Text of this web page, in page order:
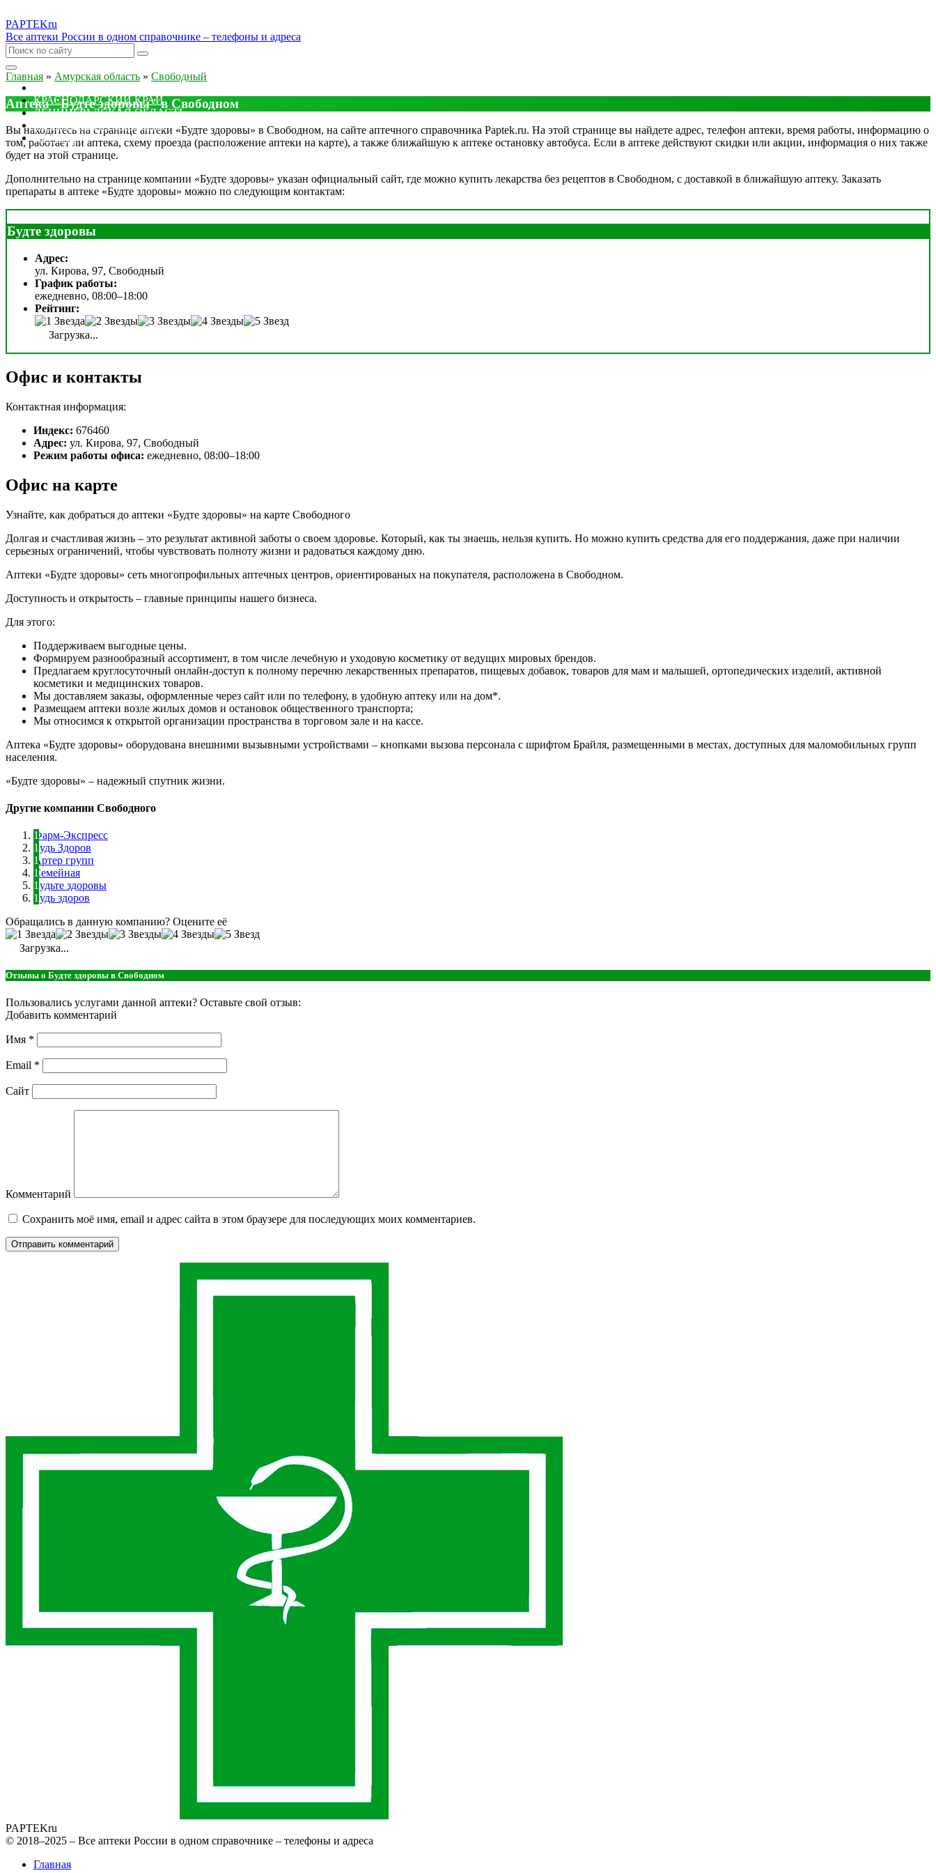
PAPTEKru
Все аптеки России в одном справочнике – телефоны и адреса
КРАСНОДАРСКИЙ КРАЙ
ЛЕНИНГРАДСКАЯ ОБЛАСТЬ
ДРУГИЕ
Главная » Амурская область » Свободный
Аптека "Будте здоровы" в Свободном
Вы находитесь на странице аптеки «Будте здоровы» в Свободном, на сайте аптечного справочника Paptek.ru. На этой странице вы найдете адрес, телефон аптеки, время работы, информацию о
том, работает ли аптека, схему проезда (расположение аптеки на карте), а также ближайшую к аптеке остановку автобуса. Если в аптеке действуют скидки или акции, информация о них также
будет на этой странице.
Дополнительно на странице компании «Будте здоровы» указан официальный сайт, где можно купить лекарства без рецептов в Свободном, с доставкой в ближайшую аптеку. Заказать
препараты в аптеке «Будте здоровы» можно по следующим контактам:
Будте здоровы
Адрес:
ул. Кирова, 97, Свободный
График работы:
ежедневно, 08:00–18:00
Рейтинг:
Загрузка...
Офис и контакты
Контактная информация:
Индекс: 676460
Адрес: ул. Кирова, 97, Свободный
Режим работы офиса: ежедневно, 08:00–18:00
Офис на карте
Узнайте, как добраться до аптеки «Будте здоровы» на карте Свободного
Долгая и счастливая жизнь – это результат активной заботы о своем здоровье. Который, как ты знаешь, нельзя купить. Но можно купить средства для его поддержания, даже при наличии
серьезных ограничений, чтобы чувствовать полноту жизни и радоваться каждому дню.
Аптеки «Будте здоровы» сеть многопрофильных аптечных центров, ориентированых на покупателя, расположена в Свободном.
Доступность и открытость – главные принципы нашего бизнеса.
Для этого:
Поддерживаем выгодные цены.
Формируем разнообразный ассортимент, в том числе лечебную и уходовую косметику от ведущих мировых брендов.
Предлагаем круглосуточный онлайн-доступ к полному перечню лекарственных препаратов, пищевых добавок, товаров для мам и малышей, ортопедических изделий, активной
косметики и медицинских товаров.
Мы доставляем заказы, оформленные через сайт или по телефону, в удобную аптеку или на дом*.
Размещаем аптеки возле жилых домов и остановок общественного транспорта;
Мы относимся к открытой организации пространства в торговом зале и на кассе.
Аптека «Будте здоровы» оборудована внешними вызывными устройствами – кнопками вызова персонала с шрифтом Брайля, размещенными в местах, доступных для маломобильных групп
населения.
«Будте здоровы» – надежный спутник жизни.
Другие компании Свободного
Фарм-Экспресс
Будь Здоров
Артер групп
Семейная
Будьте здоровы
Будь здоров
Обращались в данную компанию? Оцените её
Загрузка...
Отзывы о Будте здоровы в Свободном
Пользовались услугами данной аптеки? Оставьте свой отзыв:
Добавить комментарий
Имя *
Email *
Сайт
Комментарий
Сохранить моё имя, email и адрес сайта в этом браузере для последующих моих комментариев.
PAPTEKru
© 2018–2025 – Все аптеки России в одном справочнике – телефоны и адреса
Главная